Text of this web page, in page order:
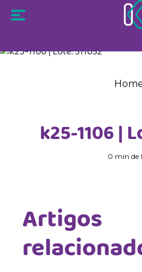
k25-1106 |
0 min de
Artigos